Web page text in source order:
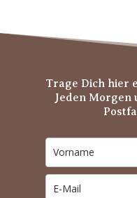
Trage Dich hier
Jeden Morgen